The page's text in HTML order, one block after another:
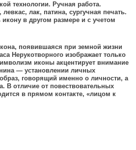
технологии. Ручная работа.
лак, патина, сургучная печать.
в другом размере и с учетом
появившаяся при земной жизни
Нерукотворного изображает только
иконы акцентирует внимание
— установлении личных
говорящий именно о личности, а
В отличие от повествовательных
в прямом контакте, «лицом к